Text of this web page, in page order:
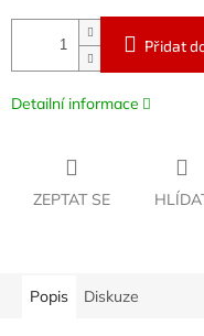
Přidat
Detailní informace
ZEPTAT SE
Popis Diskuze